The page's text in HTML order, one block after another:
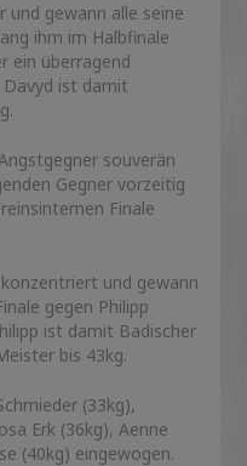
und gewann alle seine
ihm im Halbfinale
ein überragend
ist damit
souverän
Gegner vorzeitig
Finale
und gewann
gegen Philipp
ist damit Badischer
bis 43kg.
(33kg),
Erk (36kg), Aenne
(40kg) eingewogen.